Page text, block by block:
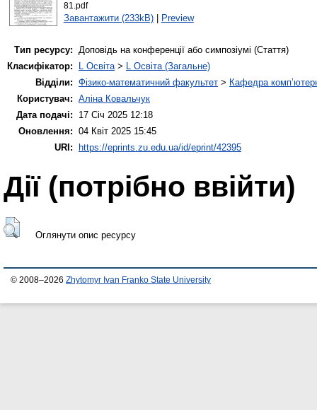
81.pdf
Завантажити (233kB)| Preview
Тип ресурсу: Доповідь на конференції або симпозіумі (Стаття)
Класифікатор:
L Освіта> L Освіта (Загальне)
Відділи: Фізико-математичний факультет > Кафедра
Користувач: Аліна Ковальчук
Дата подачі:
17 Січ 2025 12:18
Оновлення: 04 Квіт 2025 15:45
URI:
https://eprints.zu.edu.ua/id/eprint/42395
Дії ​​(потрібно ввійти)
Оглянути опис ресурсу
© 2008–2026 Zhytomyr Ivan Franko State University